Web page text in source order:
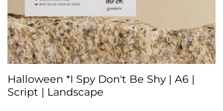
Halloween *I Spy Don't Be Shy | A6 |
Script | Landscape